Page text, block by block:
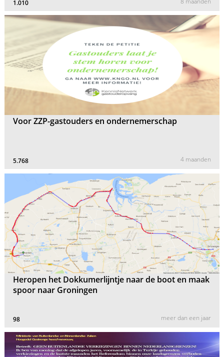
1.010
Voor ZZP-gastouders en ondernemerschap
5.768 4 maanden
Heropen het Dokkumerlijntje naar de boot en maak
spoor naar Groningen
98 meer dan een jaar